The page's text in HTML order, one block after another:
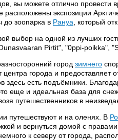
вы можете отлично провести
расположены экспозиции
до зоопарка в Рануа , который
выбор на одной из лучших
Pirtit", "0ppi-poikka",
город зимнего
центра города и
здесь есть подъёмники.
еще и идеальная база для
путешественников в
путешествуют и на оленях. В
и вернуться домой с
к северу от города,